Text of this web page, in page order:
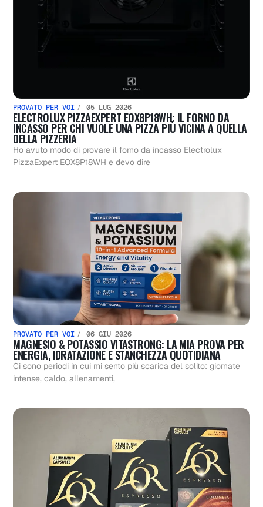
PROVATO PER VOI 05 LUG 2026
ELECTROLUX PIZZAEXPERT EOX8P18WH: IL FORNO DA
INCASSO PER CHI VUOLE UNA PIZZA PIÙ VICINA A QUELLA
DELLA PIZZERIA
Ho avuto modo di provare il forno da incasso Electrolux
PizzaExpert EOX8P18WH e devo dire
PROVATO PER VOI 06 GIU 2026
MAGNESIO & POTASSIO VITASTRONG: LA MIA PROVA PER
ENERGIA, IDRATAZIONE E STANCHEZZA QUOTIDIANA
Ci sono periodi in cui mi sento più scarica del solito: giornate
intense, caldo, allenamenti,